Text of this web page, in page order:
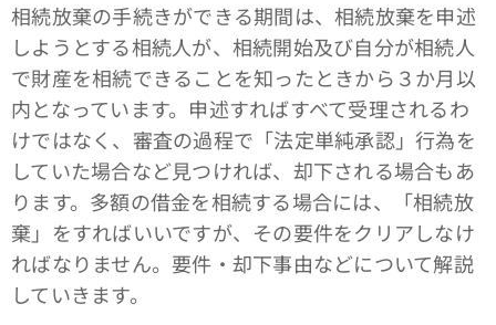
相続放棄の手続きができる期間は、相続放棄を申述
しようとする相続人が、相続開始及び自分が相続人
で財産を相続できることを知ったときから３か月以
内となっています。申述すればすべて受理されるわ
けではなく、審査の過程で「法定単純承認」行為を
していた場合など見つければ、却下される場合もあ
ります。多額の借金を相続する場合には、「相続放
棄」をすればいいですが、その要件をクリアしなけ
ればなりません。要件・却下事由などについて解説
していきます。